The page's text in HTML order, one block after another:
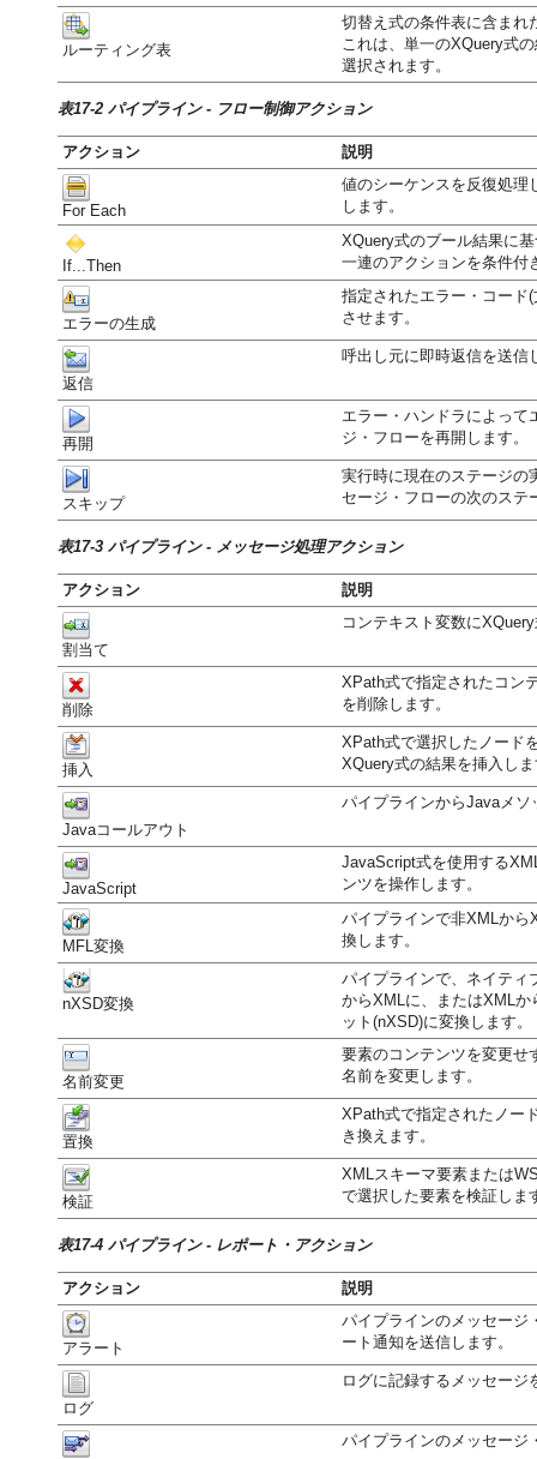
ルーティング表
切替え式の条件表に含まれ
これは、単一のXQuery式
選択されます。
表17-2 パイプライン - フロー制御アクション
アクション 説明
For Each
値のシーケンスを反復処理
します。
If...Then
XQuery式のブール結果に
一連のアクションを条件付
エラーの生成
指定されたエラー・コード
させます。
返信
呼出し元に即時返信を送信
再開
エラー・ハンドラによって
ジ・フローを再開します。
スキップ
実行時に現在のステージの
セージ・フローの次のステ
表17-3 パイプライン - メッセージ処理アクション
アクション 説明
割当て
コンテキスト変数に
削除
XPath式で指定されたコン
を削除します。
挿入
XPath式で選択したノード
XQuery式の結果を挿入し
Javaコールアウト
パイプラインからJavaメ
JavaScript
JavaScript式を使用する
ンツを操作します。
MFL変換
パイプラインで非XMLか
換します。
nXSD変換
パイプラインで、ネイティ
からXMLに、またはXML
ット(nXSD)に変換します。
名前変更
要素のコンテンツを変更せ
名前を変更します。
置換
XPath式で指定されたノー
き換えます。
検証
XMLスキーマ要素または
で選択した要素を検証しま
表17-4 パイプライン - レポート・アクション
アクション 説明
アラート
パイプラインのメッセージ
ート通知を送信します。
ログ
ログに記録するメッセージ
パイプラインのメッセージ